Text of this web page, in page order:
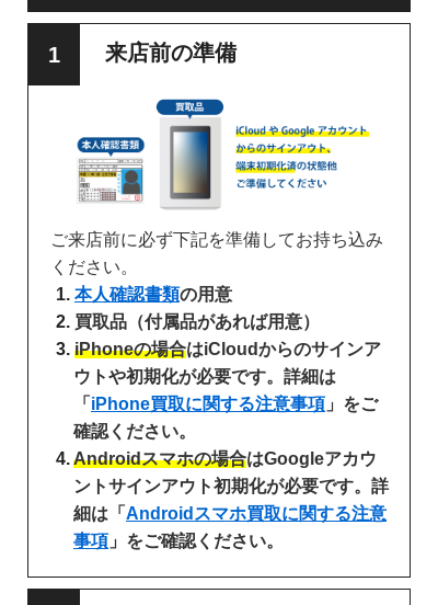
来店前の準備
ご来店前に必ず下記を準備してお持ち込み
ください。
本人確認書類の用意
買取品（付属品があれば用意）
iPhoneの場合はiCloudからのサインア
ウトや初期化が必要です。詳細は
「 iPhone買取に関する注意事項 」をご
確認ください。
Androidスマホの場合はGoogleアカウ
ントサインアウト初期化が必要です。詳
細は「 Androidスマホ買取に関する注意
事項 」をご確認ください。